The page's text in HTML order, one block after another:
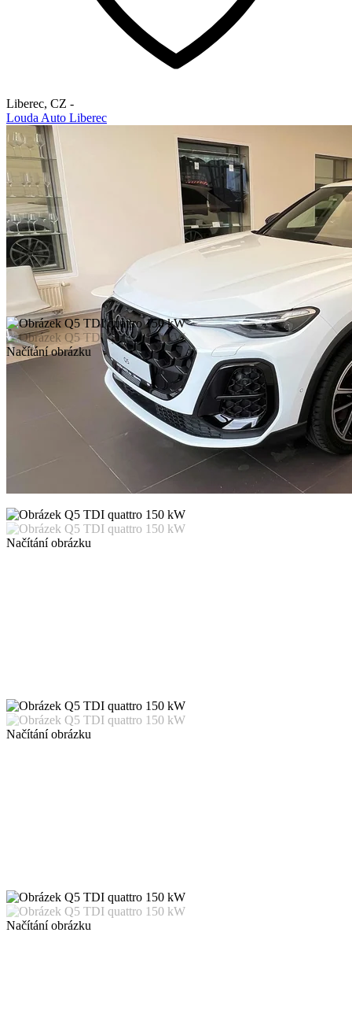
Liberec, CZ -
Louda Auto Liberec
Načítání obrázku
Načítání obrázku
Načítání obrázku
Načítání obrázku